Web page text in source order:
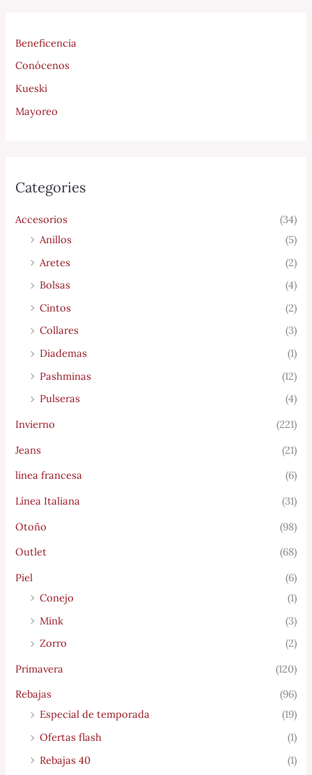
Beneficencia
Conócenos
Kueski
Mayoreo
Categories
Accesorios
(34)
Anillos
(5)
Aretes
(2)
Bolsas
(4)
Cintos
(2)
Collares
(3)
Diademas
(1)
Pashminas
(12)
Pulseras
(4)
Invierno
(221)
Jeans
(21)
linea francesa
(6)
Línea Italiana
(31)
Otoño
(98)
Outlet
(68)
Piel
(6)
Conejo
(1)
Mink
(3)
Zorro
(2)
Primavera
(120)
Rebajas
(96)
Especial de temporada
(19)
Ofertas flash
(1)
Rebajas 40
(1)